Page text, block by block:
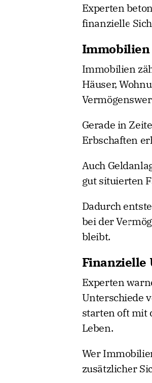
Experten
finanzielle
Immobilien
Immobilien
Häuser,
Gerade in
Erbschaften
Auch
gut situierten
Dadurch
bei der
bleibt.
Finanzielle
Experten
Unterschiede
starten oft mit
Leben.
Wer
zusätzlicher